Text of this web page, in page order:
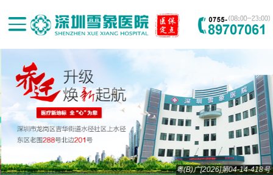
粤(B)广[2026]第04-14-418号